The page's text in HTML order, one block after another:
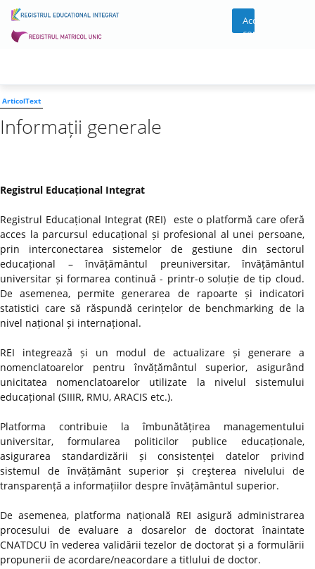
Acces
cont
ArticolText
Informații generale
Registrul Educațional Integrat
Registrul Educațional Integrat (REI) este o platformă care oferă
acces la parcursul educațional și profesional al unei persoane,
prin interconectarea sistemelor de gestiune din sectorul
educațional – învățământul preuniversitar, învățământul
universitar și formarea continuă - printr-o soluție de tip cloud.
De asemenea, permite generarea de rapoarte și indicatori
statistici care să răspundă cerințelor de benchmarking de la
nivel național și internațional.
REI integrează și un modul de actualizare și generare a
nomenclatoarelor pentru învățământul superior, asigurând
unicitatea nomenclatoarelor utilizate la nivelul sistemului
educațional (SIIIR, RMU, ARACIS etc.).
Platforma contribuie la îmbunătățirea managementului
universitar, formularea politicilor publice educaționale,
asigurarea standardizării și consistenței datelor privind
sistemul de învățământ superior și creşterea nivelului de
transparență a informațiilor despre învățământul superior.
De asemenea, platforma națională REI asigură administrarea
procesului de evaluare a dosarelor de doctorat înaintate
CNATDCU în vederea validării tezelor de doctorat și a formulării
propunerii de acordare/neacordare a titlului de doctor.